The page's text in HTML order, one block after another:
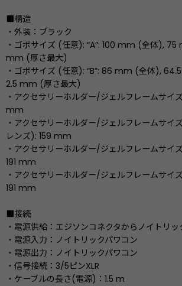
■構造
・外装：ブラック
・ゴボサイズ (任意): “A”: 100 mm (全体),
mm (厚さ最大)
・ゴボサイズ (任意): “B”: 86 mm (全体),
2.5 mm (厚さ最大)
・アクセサリーホルダー/ジェルフレームサイ
mm
・アクセサリーホルダー/ジェルフレームサイ
レンズ): 159 mm
・アクセサリーホルダー/ジェルフレームサイ
191 mm
・アクセサリーホルダー/ジェルフレームサイ
191 mm
■接続
・電源供給：エジソンコネクタからノイトリッ
・電源入力：ノイトリックパワコン
・電源出力：ノイトリックパワコン
・信号接続：3/5ピンXLR
・ケーブルの長さ(電源)：1.5 m